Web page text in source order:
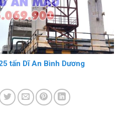
tấn Dĩ An Bình Dương